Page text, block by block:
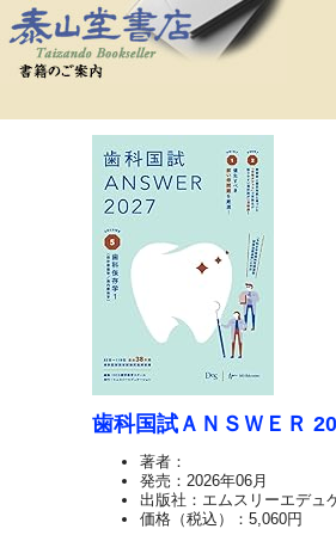
歯科国試ＡＮＳＷＥＲ
著者：
発売：2026年06月
出版社：エムスリーエデュ
価格（税込）：5,060円